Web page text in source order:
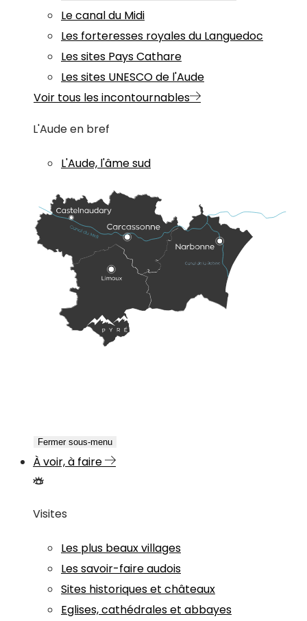
Le canal du Midi
Les forteresses royales du Languedoc
Les sites Pays Cathare
Les sites UNESCO de l'Aude
Voir tous les incontournables
L'Aude en bref
L'Aude, l'âme sud
Fermer sous-menu
À voir, à faire
Visites
Les plus beaux villages
Les savoir-faire audois
Sites historiques et châteaux
Eglises, cathédrales et abbayes